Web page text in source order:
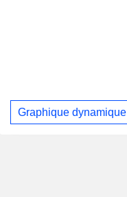
Graphique dynamique